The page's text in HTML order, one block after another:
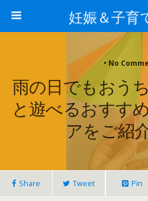
妊娠＆子育
• No
雨の日でもおう
と遊べるおすす
アをご紹
Share Tweet Pin